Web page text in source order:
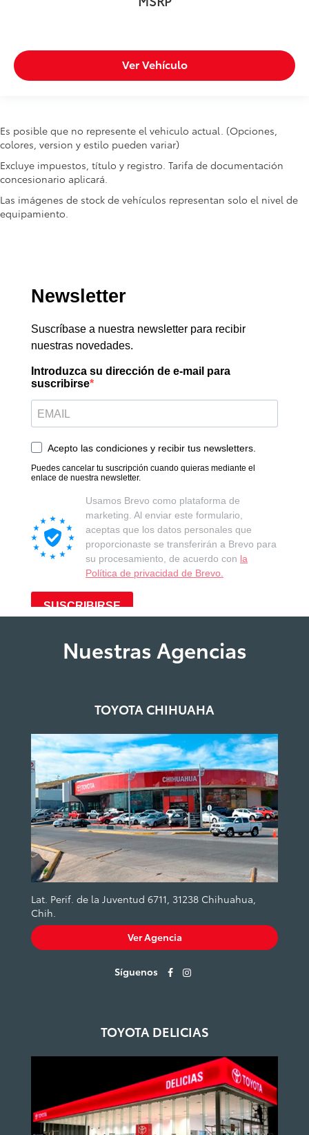
Ver Vehículo
Es posible que no represente el vehiculo actual. (Opciones,
colores, version y estilo pueden variar)
Excluye impuestos, título y registro. Tarifa de documentación
concesionario aplicará.
Las imágenes de stock de vehículos representan solo el nivel de
equipamiento.
Nuestras Agencias
TOYOTA CHIHUAHA
Lat. Perif. de la Juventud 6711, 31238 Chihuahua,
Chih.
Ver Agencia
Síguenos
TOYOTA DELICIAS